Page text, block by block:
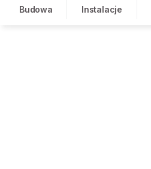
Budowa Instalacje